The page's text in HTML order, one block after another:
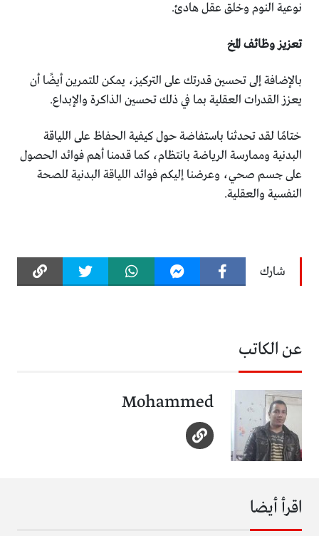
نوعية النوم وخلق عقل هادئ.
تعزيز وظائف المخ
بالإضافة إلى تحسين قدرتك على التركيز، يمكن للتمرين أيضًا أن
يعزز القدرات العقلية بما في ذلك تحسين الذاكرة والإبداع.
ختامًا لقد تحدثنا باستفاضة حول كيفية الحفاظ على اللياقة
البدنية وممارسة الرياضة بانتظام، كما قدمنا أهم فوائد الحصول
على جسم صحي، وعرضنا إليكم فوائد اللياقة البدنية للصحة
النفسية والعقلية.
شارك
عن الكاتب
Mohammed
اقرأ أيضا